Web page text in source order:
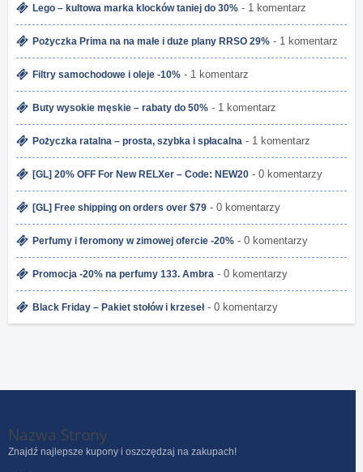
Lego – kultowa marka klocków taniej do 30% - 1 komentarz
Pożyczka Prima na na małe i duże plany RRSO 29% - 1 komentarz
Filtry samochodowe i oleje -10% - 1 komentarz
Buty wysokie męskie – rabaty do 50% - 1 komentarz
Pożyczka ratalna – prosta, szybka i spłacalna - 1 komentarz
[GL] 20% OFF For New RELXer – Code: NEW20 - 0 komentarzy
[GL] Free shipping on orders over $79 - 0 komentarzy
Perfumy i feromony w zimowej ofercie -20% - 0 komentarzy
Promocja -20% na perfumy 133. Ambra - 0 komentarzy
Black Friday – Pakiet stołów i krzeseł- 0 komentarzy
Nazwa Strony
Znajdź najlepsze kupony i oszczędzaj na zakupach!